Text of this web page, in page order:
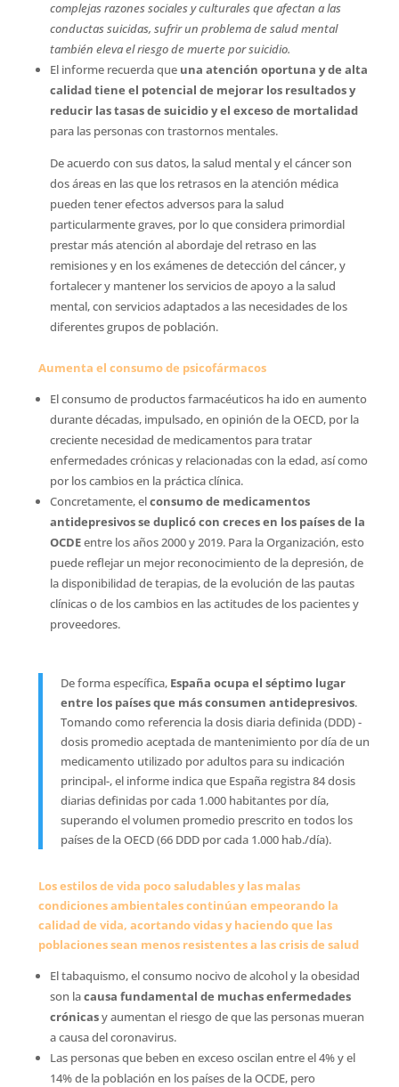
complejas razones sociales y culturales que afectan a las
conductas suicidas, sufrir un problema de salud mental
también eleva el riesgo de muerte por suicidio.
El informe recuerda que una atención oportuna y de alta
calidad tiene el potencial de mejorar los resultados y
reducir las tasas de suicidio y el exceso de mortalidad
para las personas con trastornos mentales.
De acuerdo con sus datos, la salud mental y el cáncer son
dos áreas en las que los retrasos en la atención médica
pueden tener efectos adversos para la salud
particularmente graves, por lo que considera primordial
prestar más atención al abordaje del retraso en las
remisiones y en los exámenes de detección del cáncer, y
fortalecer y mantener los servicios de apoyo a la salud
mental, con servicios adaptados a las necesidades de los
diferentes grupos de población.
Aumenta el consumo de psicofármacos
El consumo de productos farmacéuticos ha ido en aumento
durante décadas, impulsado, en opinión de la OECD, por la
creciente necesidad de medicamentos para tratar
enfermedades crónicas y relacionadas con la edad, así como
por los cambios en la práctica clínica.
Concretamente, elconsumo de medicamentos
antidepresivos se duplicó con creces en los países de la
OCDEentre los años 2000 y 2019. Para la Organización, esto
puede reflejar un mejor reconocimiento de la depresión, de
la disponibilidad de terapias, de la evolución de las pautas
clínicas o de los cambios en las actitudes de los pacientes y
proveedores.
De forma específica, España ocupa el séptimo lugar
entre los países que más consumen antidepresivos.
Tomando como referencia la dosis diaria definida (DDD) -
dosis promedio aceptada de mantenimiento por día de un
medicamento utilizado por adultos para su indicación
principal-, el informe indica que España registra 84 dosis
diarias definidas por cada 1.000 habitantes por día,
superando el volumen promedio prescrito en todos los
países de la OECD (66 DDD por cada 1.000 hab./día).
Los estilos de vida poco saludables y las malas
condiciones ambientales continúan empeorando la
calidad de vida, acortando vidas y haciendo que las
poblaciones sean menos resistentes a las crisis de salud
El tabaquismo, el consumo nocivo de alcohol y la obesidad
son lacausa fundamental de muchas enfermedades
crónicasy aumentan el riesgo de que las personas mueran
a causa del coronavirus.
Las personas que beben en exceso oscilan entre el 4% y el
14% de la población en los países de la OCDE, pero